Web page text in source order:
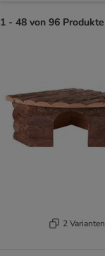
1 - 48 von 96 Produkte
2 Varianten